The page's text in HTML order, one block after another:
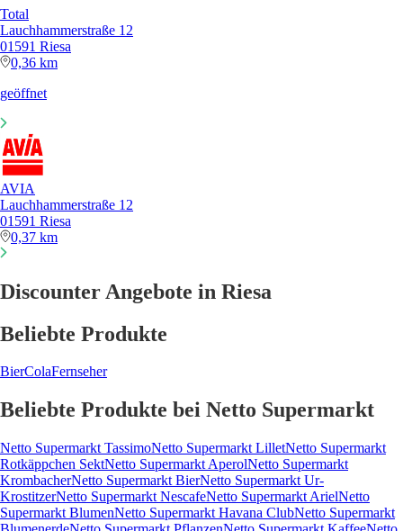
Total
Lauchhammerstraße 12
01591 Riesa
0,36 km
geöffnet
AVIA
Lauchhammerstraße 12
01591 Riesa
0,37 km
Discounter Angebote in Riesa
Beliebte Produkte
BierColaFernseher
Beliebte Produkte bei Netto Supermarkt
Netto Supermarkt TassimoNetto Supermarkt LilletNetto Supermarkt
Rotkäppchen SektNetto Supermarkt AperolNetto Supermarkt
KrombacherNetto Supermarkt BierNetto Supermarkt Ur-
KrostitzerNetto Supermarkt NescafeNetto Supermarkt ArielNetto
Supermarkt BlumenNetto Supermarkt Havana ClubNetto Supermarkt